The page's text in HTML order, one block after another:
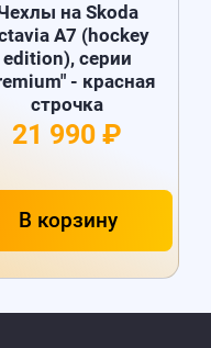
на Skoda
A7 (hockey
edition), серии
- красная
строчка
21 990 ₽
В корзину